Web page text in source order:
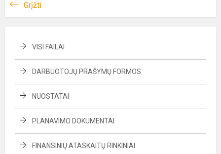
Grįžti
VISI FAILAI
DARBUOTOJŲ PRAŠYMŲ FORMOS
NUOSTATAI
PLANAVIMO DOKUMENTAI
FINANSINIŲ ATASKAITŲ RINKINIAI